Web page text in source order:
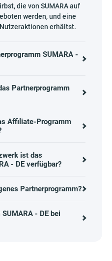
die von SUMARA auf
werden, und eine
erhältst.
SUMARA -
Partnerprogramm
Affiliate-Programm
ist das
- DE verfügbar?
Partnerprogramm?
- DE bei